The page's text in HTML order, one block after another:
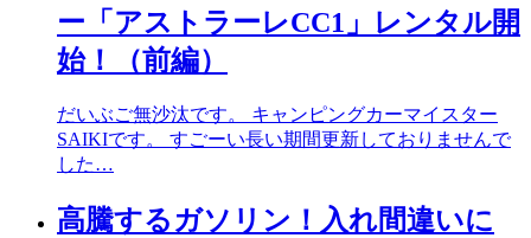
ー「アストラーレCC1」レンタル開
始！（前編）
だいぶご無沙汰です。 キャンピングカーマイスター
SAIKIです。 すごーい長い期間更新しておりませんで
した…
高騰するガソリン！入れ間違いに